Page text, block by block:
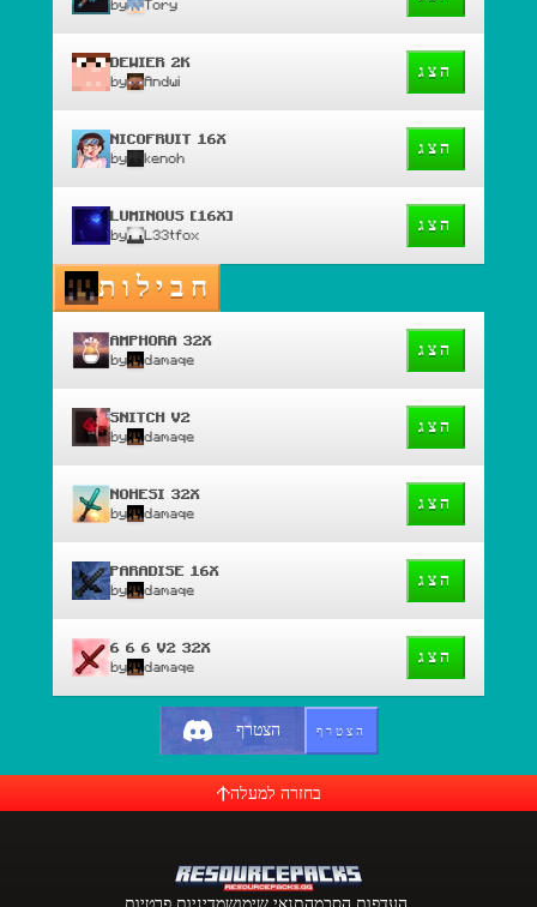
by Tory
DEWIER 2K
by Andwi
הצג
NICOFRUIT 16X
by kenoh
הצג
LUMINOUS [16X]
by L33tfox
הצג
חבילות
AMPHORA 32X
by damaqe
הצג
SNITCH V2
by damaqe
הצג
NOHESI 32X
by damaqe
הצג
PARADISE 16X
by damaqe
הצג
6 6 6 V2 32X
by damaqe
הצג
הצטרף הצטרף
בחזרה למעלה
מדיניות פרטיותתנאי שימושהעדפות הסכמה